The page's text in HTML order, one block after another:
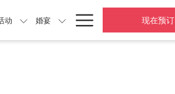
动 婚宴 Hamburger
Menu
现在预订